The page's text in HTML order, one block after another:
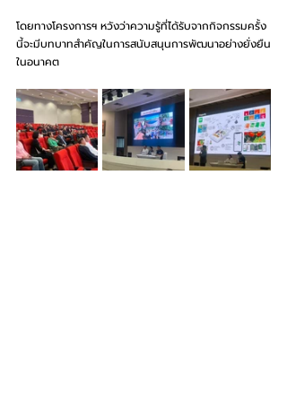
โดยทางโครงการฯ หวังว่าความรู้ที่ได้รับจากกิจกรรมครั้ง
นี้จะมีบทบาทสำคัญในการสนับสนุนการพัฒนาอย่างยั่งยืน
ในอนาคต